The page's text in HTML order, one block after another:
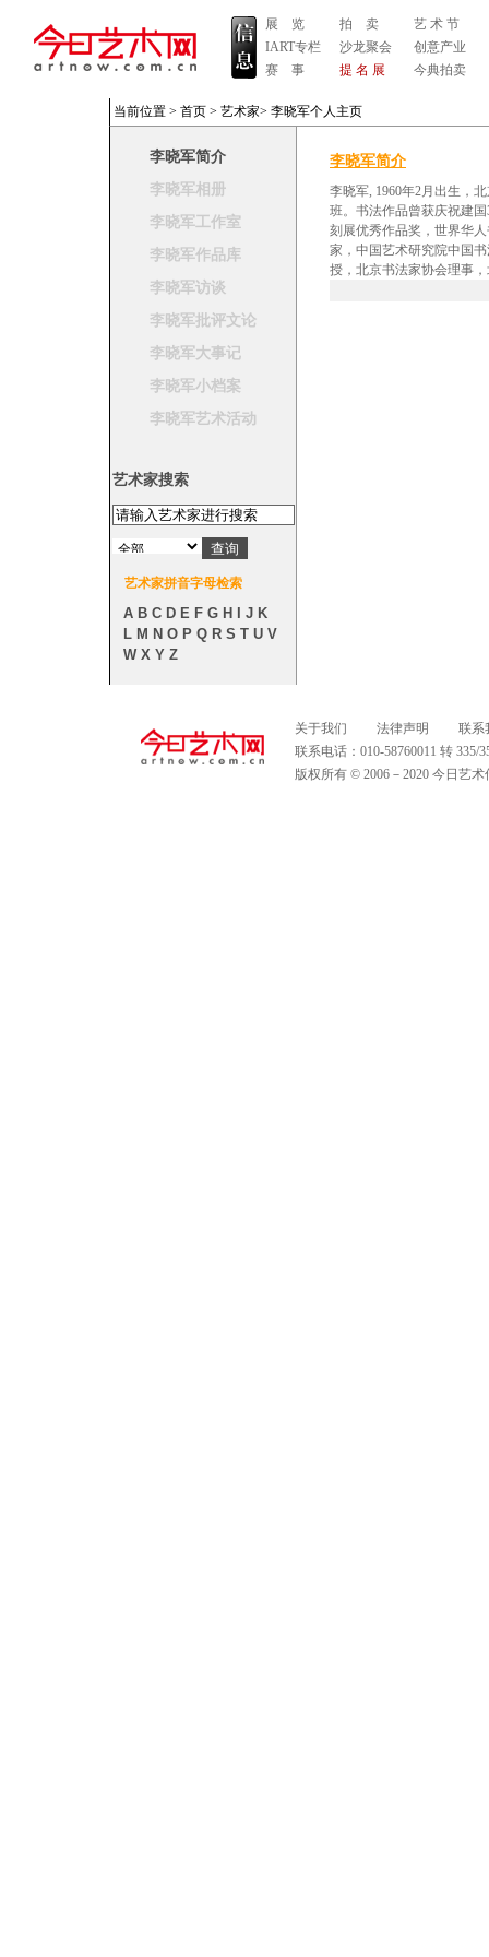
展 览
IART专栏
赛 事
拍 卖
沙龙聚会
提 名 展
艺 术 节
创意产业
今典拍卖
当前位置 > 首页 > 艺术家> 李晓军个人主页
李晓军简介
李晓军相册
李晓军工作室
李晓军作品库
李晓军访谈
李晓军批评文论
李晓军大事记
李晓军小档案
李晓军艺术活动
艺术家搜索
艺术家拼音字母检索
A B C D E F G H J K
L M N O P Q R S T U V
W X Y Z
李晓军简介
李晓军, 1960年2月出生，
班。书法作品曾获庆祝建
刻展优秀作品奖，世界华
家，中国艺术研究院中国
授，北京书法家协会理事
关于我们 法律声明
联系
联系电话：010-58760011 转
版权所有 © 2006－2020 今日艺